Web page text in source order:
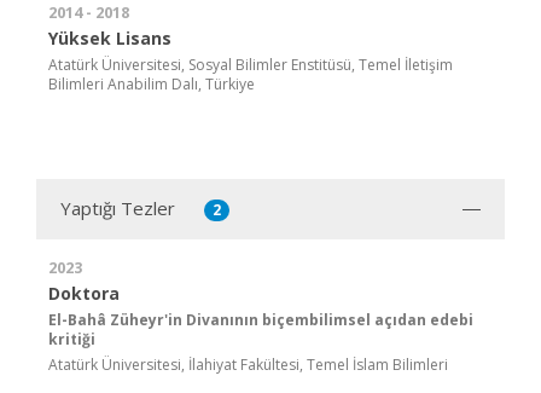
2014 - 2018
Yüksek Lisans
Atatürk Üniversitesi, Sosyal Bilimler Enstitüsü, Temel İletişim
Bilimleri Anabilim Dalı, Türkiye
Yaptığı Tezler 2
2023
Doktora
El-Bahâ Züheyr'in Divanının biçembilimsel açıdan edebi
kritiği
Atatürk Üniversitesi, İlahiyat Fakültesi, Temel İslam Bilimleri